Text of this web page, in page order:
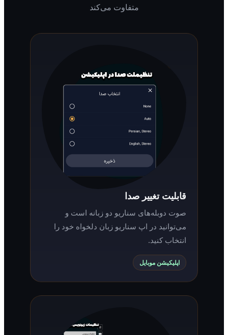
متفاوت می‌کند
قابلیت تغییر صدا
صوت دوبله‌های سناریو دو زبانه است و
می‌توانید در اپ سناریو زبان دلخواه خود را
انتخاب کنید.
اپلیکیشن موبایل